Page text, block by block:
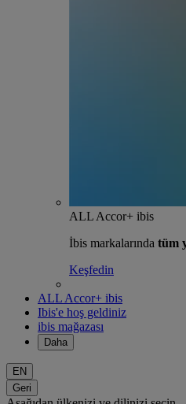
ALL Accor+ ibis
İbis markalarında tüm
Keşfedin
ALL Accor+ ibis
Ibis'e hoş geldiniz
ibis mağazası
Daha
EN
Geri